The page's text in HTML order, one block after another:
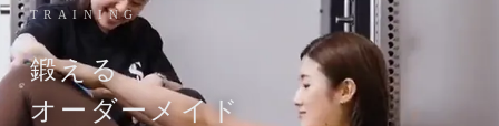
TRAINING
鍛える
オーダーメイド